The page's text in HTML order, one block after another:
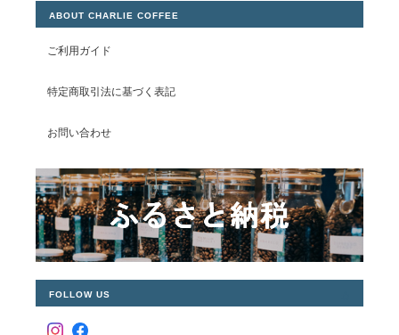
ABOUT CHARLIE COFFEE
ご利用ガイド
特定商取引法に基づく表記
お問い合わせ
FOLLOW US